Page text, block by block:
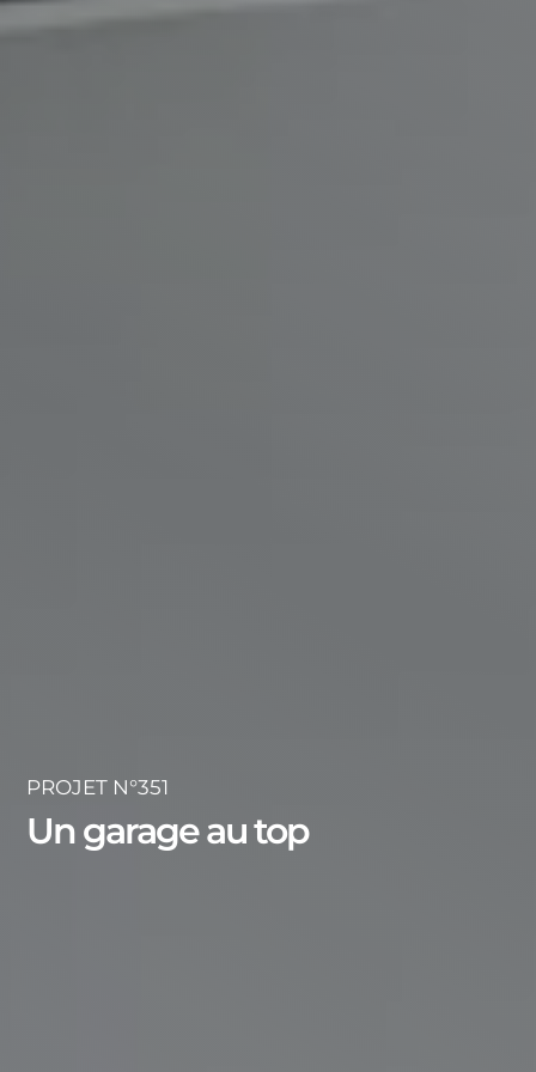
PROJET N°351
Un garage au top